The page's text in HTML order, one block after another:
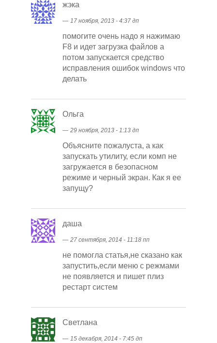
жэка
― 17 ноября, 2013 - 4:37 дп
помогите очень надо я нажимаю
F8 и идет загрузка файлов а
потом запускается средство
исправления ошибок windows что
делать
Ольга
― 29 ноября, 2013 - 1:13 дп
Объясните пожалуста, а как
запускать утилиту, если комп не
загружается в безопасном
режиме и черный экран. Как я ее
запущу?
даша
― 27 сентября, 2014 - 11:18 пп
не помогла статья,не сказано как
запустить,если меню с режмами
не появляется и пишет плиз
рестарт систем
Светлана
― 15 декабря, 2014 - 7:45 дп